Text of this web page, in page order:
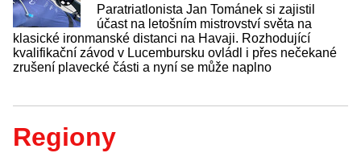
Paratriatlonista Jan Tománek si zajistil
účast na letošním mistrovství světa na
klasické ironmanské distanci na Havaji. Rozhodující
kvalifikační závod v Lucembursku ovládl i přes nečekané
zrušení plavecké části a nyní se může naplno
Regiony